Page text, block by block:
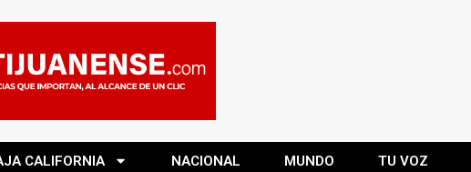
CALIFORNIA NACIONAL MUNDO TU VOZ